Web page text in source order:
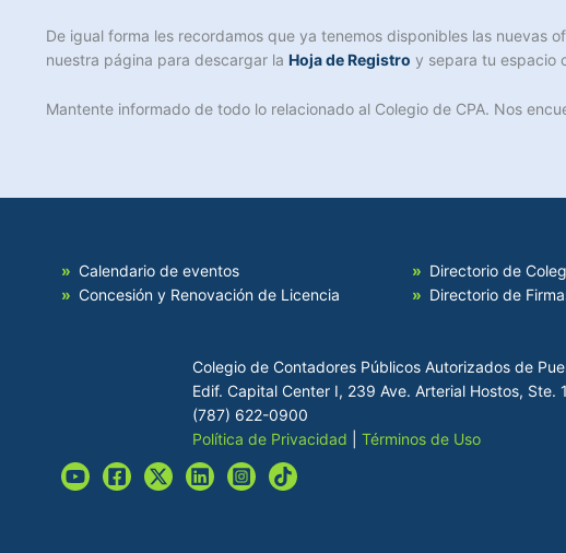
De igual forma les recordamos que ya tenemos disponibles las nuevas
nuestra página para descargar la Hoja de Registro y separa tu espacio
Mantente informado de todo lo relacionado al Colegio de CPA. Nos
Calendario de eventos
Concesión y Renovación de Licencia
Directorio de
Directorio de
Colegio de Contadores Públicos Autorizados de
Edif. Capital Center I, 239 Ave. Arterial Hostos, Ste.
(787) 622-0900
Política de Privacidad
Términos de Uso